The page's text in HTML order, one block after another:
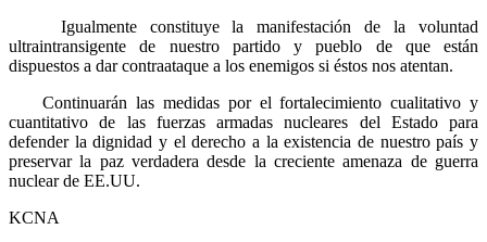
Igualmente constituye la manifestación de la voluntad
ultraintransigente de nuestro partido y pueblo de que están
dispuestos a dar contraataque a los enemigos si éstos nos atentan.
Continuarán las medidas por el fortalecimiento cualitativo y
cuantitativo de las fuerzas armadas nucleares del Estado para
defender la dignidad y el derecho a la existencia de nuestro país y
preservar la paz verdadera desde la creciente amenaza de guerra
nuclear de EE.UU.
KCNA